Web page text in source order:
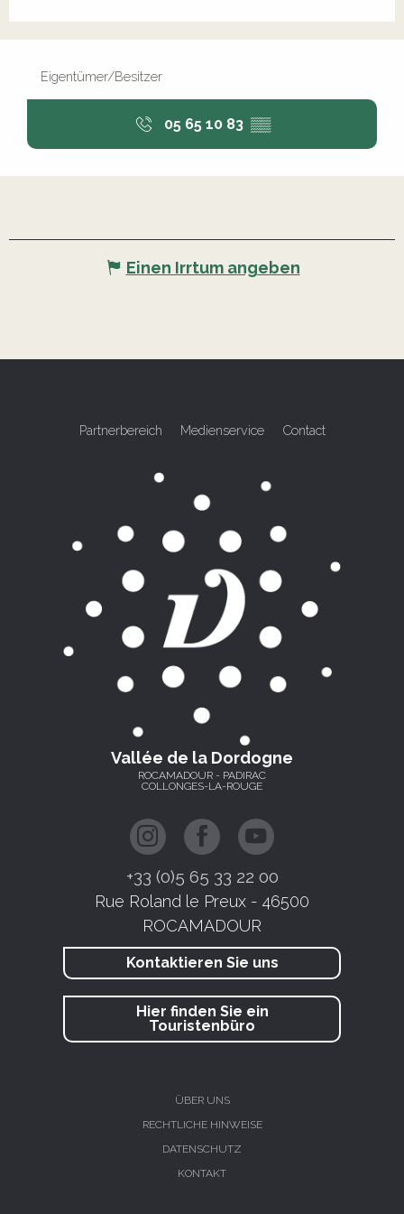
Eigentümer/Besitzer
05 65 10 83 ▒▒
Einen Irrtum angeben
Partnerbereich Medienservice Contact
Vallée de la Dordogne
ROCAMADOUR - PADIRAC
COLLONGES-LA-ROUGE
+33 (0)5 65 33 22 00
Rue Roland le Preux - 46500
ROCAMADOUR
Kontaktieren Sie uns
Hier finden Sie ein
Touristenbüro
ÜBER UNS
RECHTLICHE HINWEISE
DATENSCHUTZ
KONTAKT